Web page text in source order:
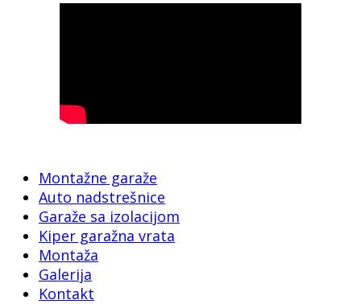
Montažne garaže
Auto nadstrešnice
Garaže sa izolacijom
Kiper garažna vrata
Montaža
Galerija
Kontakt